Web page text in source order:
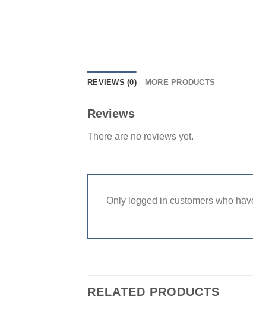
REVIEWS (0) MORE PRODUCTS
Reviews
There are no reviews yet.
Only logged in customers who
RELATED PRODUCTS